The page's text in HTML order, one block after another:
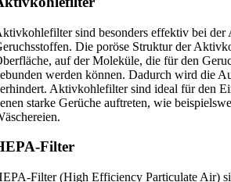
sind besonders effektiv bei der
Die poröse Struktur der
auf der Moleküle, die für den
werden können. Dadurch wird die
Aktivkohlefilter sind ideal für den
starke Gerüche auftreten, wie
Filter
Filter (High Efficiency Particulate Air)